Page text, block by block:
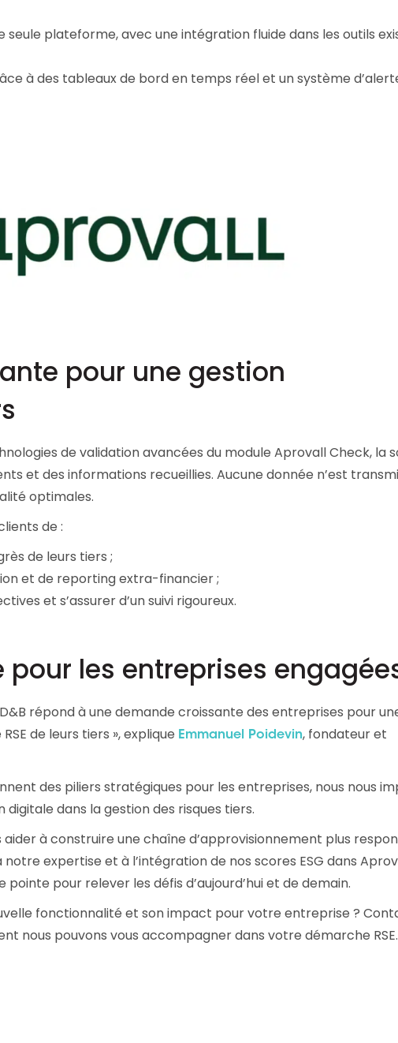
seule plateforme, avec une intégration fluide dans les outils
à des tableaux de bord en temps réel et un système
pour une gestion
de validation avancées du module Aprovall Check, la
et des informations recueillies. Aucune donnée n’est
optimales.
de :
de leurs tiers ;
et de reporting extra-financier ;
et s’assurer d’un suivi rigoureux.
les entreprises
répond à une demande croissante des entreprises pour
de leurs tiers », explique Emmanuel Poidevin, fondateur et
des piliers stratégiques pour les entreprises, nous nous
dans la gestion des risques tiers.
à construire une chaîne d’approvisionnement plus
expertise et à l’intégration de nos scores ESG dans
pour relever les défis d’aujourd’hui et de demain.
fonctionnalité et son impact pour votre entreprise ?
nous pouvons vous accompagner dans votre démarche RSE.